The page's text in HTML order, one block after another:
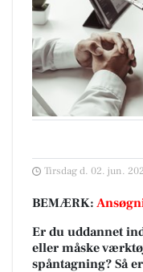
Tirsdag d. 02. jun.
BEMÆRK:
Er du uddannet
eller måske
spåntagning? Så